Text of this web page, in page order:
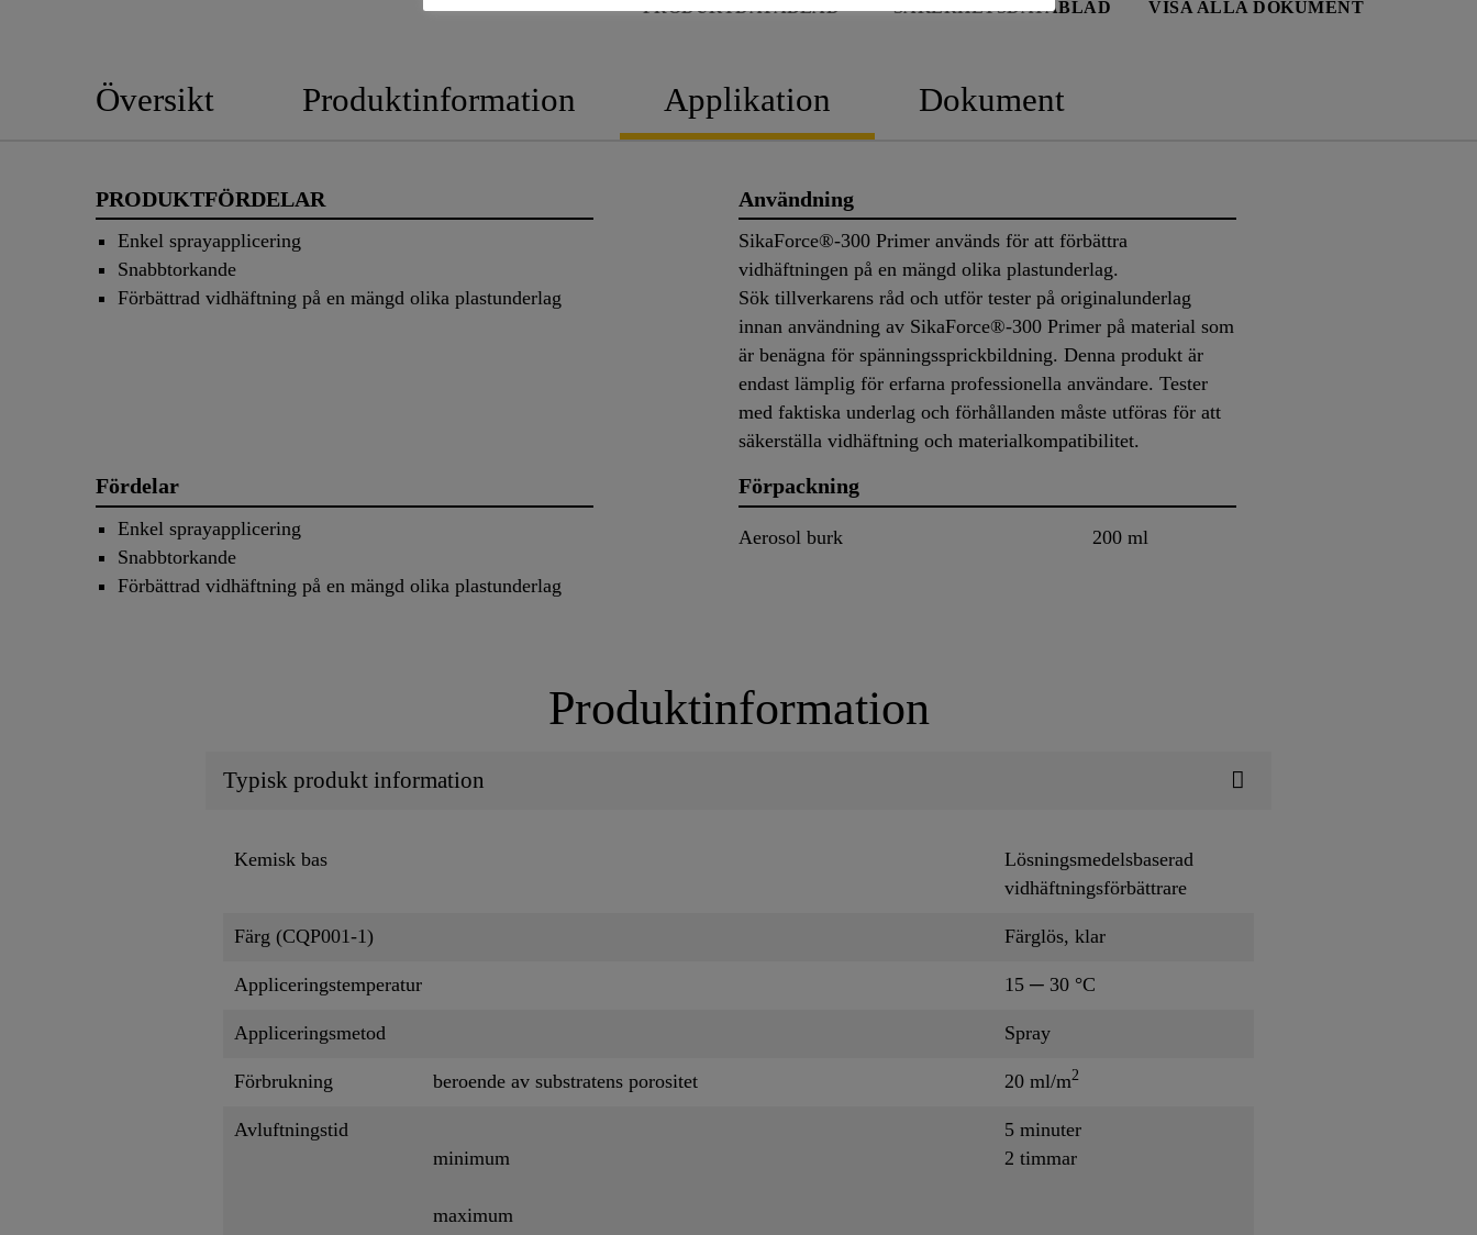
PRODUKTDATABLAD SÄKERHETSDATABLAD VISA ALLA DOKUMENT
Översikt Produktinformation Applikation Dokument
PRODUKTFÖRDELAR
Enkel sprayapplicering
Snabbtorkande
Förbättrad vidhäftning på en mängd olika plastunderlag
Användning
SikaForce®-300 Primer används för att förbättra
vidhäftningen på en mängd olika plastunderlag.
Sök tillverkarens råd och utför tester på originalunderlag
innan användning av SikaForce®-300 Primer på material som
är benägna för spänningssprickbildning. Denna produkt är
endast lämplig för erfarna professionella användare. Tester
med faktiska underlag och förhållanden måste utföras för att
säkerställa vidhäftning och materialkompatibilitet.
Fördelar
Enkel sprayapplicering
Snabbtorkande
Förbättrad vidhäftning på en mängd olika plastunderlag
Förpackning
Aerosol burk 200 ml
Produktinformation
Typisk produkt information
Kemisk bas
Lösningsmedelsbaserad
vidhäftningsförbättrare
Färg (CQP001-1) Färglös, klar
Appliceringstemperatur 15 ─ 30 °C
Appliceringsmetod Spray
Förbrukning beroende av substratens porositet 20 ml/m2
Avluftningstid
minimum
maximum
5 minuter
2 timmar